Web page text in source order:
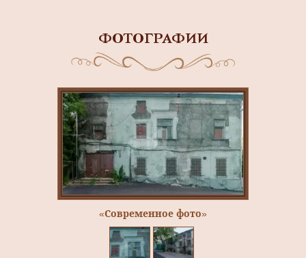
ФОТОГРАФИИ
«Современное фото»